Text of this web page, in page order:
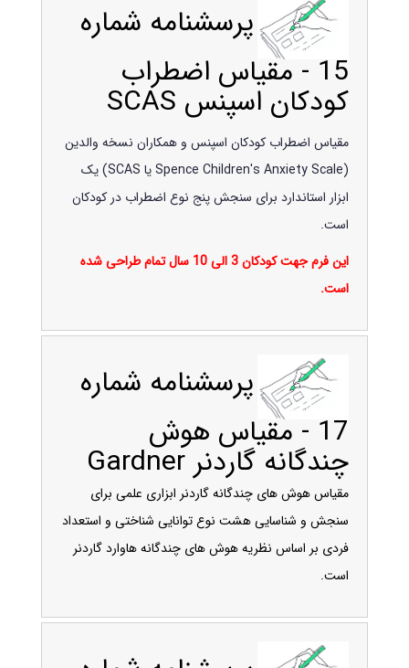
پرسشنامه شماره
15 - مقیاس اضطراب
کودکان اسپنس SCAS
مقیاس اضطراب کودکان اسپنس و همکاران نسخه والدین
(Spence Children's Anxiety Scale یا SCAS) یک
ابزار استاندارد برای سنجش پنج نوع اضطراب در کودکان
است.
این فرم جهت کودکان 3 الی 10 سال تمام طراحی شده
است.
پرسشنامه شماره
17 - مقیاس هوش
چندگانه گاردنر Gardner
مقیاس هوش‌ های چندگانه گاردنر ابزاری علمی برای
سنجش و شناسایی هشت نوع توانایی شناختی و استعداد
فردی بر اساس نظریه هوش‌ های چندگانه هاوارد گاردنر
است.